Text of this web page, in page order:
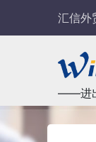
汇信外
——进